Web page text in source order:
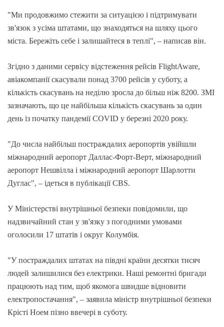
"Ми продовжимо стежити за ситуацією і підтримувати
зв'язок з усіма штатами, що знаходяться на шляху цього
міста. Бережіть себе і залишайтеся в теплі", – написав він.
Згідно з даними сервісу відстеження рейсів FlightAware,
авіакомпанії скасували понад 3700 рейсів у суботу, а
кількість скасувань на неділю зросла до більш ніж 8200. ЗМІ
зазначають, що це найбільша кількість скасувань за один
день із початку пандемії COVID у березні 2020 року.
"До числа найбільш постраждалих аеропортів увійшли
міжнародний аеропорт Даллас-Форт-Верт, міжнародний
аеропорт Нешвілла і міжнародний аеропорт Шарлотти
Дуглас", – ідеться в публікації CBS.
У Міністерстві внутрішньої безпеки повідомили, що
надзвичайний стан у зв'язку з погодними умовами
оголосили 17 штатів і округ Колумбія.
"У постраждалих штатах на півдні країни десятки тисяч
людей залишилися без електрики. Наші ремонтні бригади
працюють над тим, щоб якомога швидше відновити
електропостачання", – заявила міністр внутрішньої безпеки
Крісті Ноем пізно ввечері в суботу.